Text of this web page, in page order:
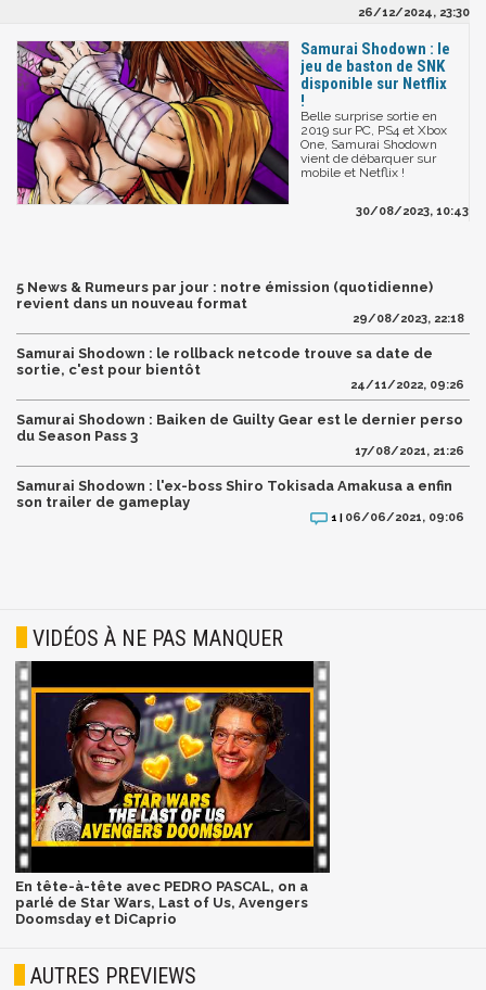
26/12/2024, 23:30
Samurai Shodown : le
jeu de baston de SNK
disponible sur Netflix
!
Belle surprise sortie en
2019 sur PC, PS4 et Xbox
One, Samurai Shodown
vient de débarquer sur
mobile et Netflix !
30/08/2023, 10:43
5 News & Rumeurs par jour : notre émission (quotidienne)
revient dans un nouveau format
29/08/2023, 22:18
Samurai Shodown : le rollback netcode trouve sa date de
sortie, c'est pour bientôt
24/11/2022, 09:26
Samurai Shodown : Baiken de Guilty Gear est le dernier perso
du Season Pass 3
17/08/2021, 21:26
Samurai Shodown : l'ex-boss Shiro Tokisada Amakusa a enfin
son trailer de gameplay
1 | 06/06/2021, 09:06
VIDÉOS À NE PAS MANQUER
En tête-à-tête avec PEDRO PASCAL, on a
parlé de Star Wars, Last of Us, Avengers
Doomsday et DiCaprio
AUTRES PREVIEWS